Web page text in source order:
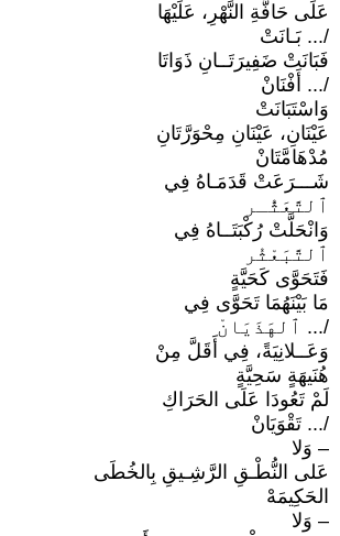
عَلَى حَافَّةِ النَّهْرِ، عَلَيْهَا
/... بَـانَتْ
فَبَانَتْ ضَفِيرَتَــانِ ذَوَاتَا
/... أَفْنَانْ
وَاسْتَبَانَتْ
عَيْنَانِ، عَيْنَانِ مِحْوَرَّتَانِ
مُدْهَامَّتَانْ
شَـــرَعَتْ قَدَمَـاهُ فِي
ٱلتَّعَثُّـر
وَانْحَلَّتْ رُكْبَتَــاهُ فِي
ٱلتَّبَعْثُر
فَتَحَوَّى كَحَيَّةٍ
مَا بَيْنَهُمَا تَحَوَّى فِي
/... ٱلهَذَيَانْ
وَعَــلانِيَةً، فِي أَقَلَّ مِنْ
هُنَيهَةٍ سَحِيَّةٍ
لَمْ تَعُودَا عَلَى الحَرَاكِ
/... تَقْوَيَانْ
– وَلا
عَلى النُّطْـقِ الرَّشِـيقِ بِالخُطَى
الحَكِيمَهْ
– وَلا